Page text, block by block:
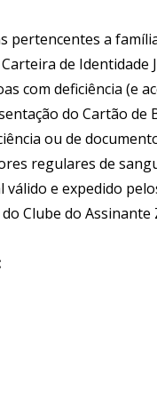
pertencentes a
de Identidade
com deficiência (e
do Cartão de
ou de
regulares de
válido e expedido
Clube do Assinante